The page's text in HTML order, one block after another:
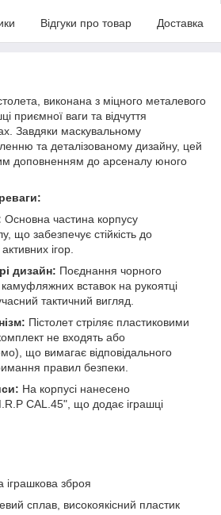
Відгуки про товар Доставка
виконана з міцного металевого
приємної ваги та відчуття
Завдяки маскувальному
та деталізованому дизайну, цей
доповненням до арсеналу юного
Основна частина корпусу
що забезпечує стійкість до
ігор.
дизайн: Поєднання чорного
вставок на рукоятці
тактичний вигляд.
Пістолет стріляє пластиковими
не входять або
що вимагає відповідального
правил безпеки.
На корпусі нанесено
CAL.45", що додає іграшці
іграшкова зброя
сплав, високоякісний пластик